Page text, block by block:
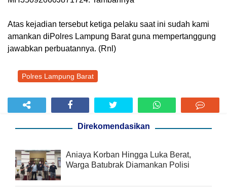
Atas kejadian tersebut ketiga pelaku saat ini sudah kami
amankan diPolres Lampung Barat guna mempertanggung
jawabkan perbuatannya. (Rnl)
Polres Lampung Barat
Direkomendasikan
Aniaya Korban Hingga Luka Berat,
Warga Batubrak Diamankan Polisi